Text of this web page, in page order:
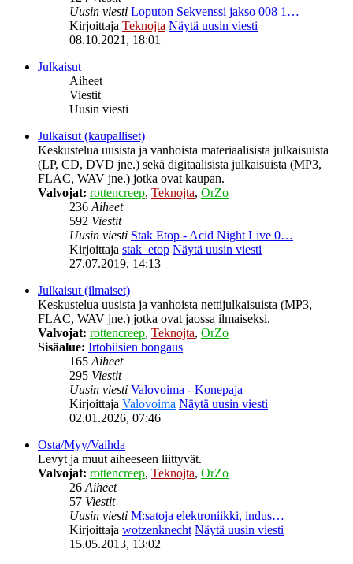
Uusin viesti Loputon Sekvenssi jakso 008 1…
Kirjoittaja Teknojta Näytä uusin viesti
08.10.2021, 18:01
Julkaisut
Aiheet
Viestit
Uusin viesti
Julkaisut (kaupalliset)
Keskustelua uusista ja vanhoista materiaalisista julkaisuista
(LP, CD, DVD jne.) sekä digitaalisista julkaisuista (MP3,
FLAC, WAV jne.) jotka ovat kaupan.
Valvojat: rottencreep, Teknojta, OrZo
236Aiheet
592 Viestit
Uusin viesti Stak Etop - Acid Night Live 0…
Kirjoittaja stak_etop Näytä uusin viesti
27.07.2019, 14:13
Julkaisut (ilmaiset)
Keskustelua uusista ja vanhoista nettijulkaisuista (MP3,
FLAC, WAV jne.) jotka ovat jaossa ilmaiseksi.
Valvojat: rottencreep, Teknojta, OrZo
Sisäalue: Irtobiisien bongaus
165Aiheet
295 Viestit
Uusin viesti Valovoima - Konepaja
Kirjoittaja Valovoima Näytä uusin viesti
02.01.2026, 07:46
Osta/Myy/Vaihda
Levyt ja muut aiheeseen liittyvät.
Valvojat: rottencreep, Teknojta, OrZo
26Aiheet
57 Viestit
Uusin viesti M:satoja elektroniikki, indus…
Kirjoittaja wotzenknecht Näytä uusin viesti
15.05.2013, 13:02